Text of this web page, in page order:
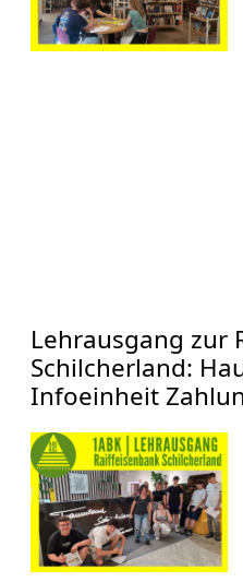
Lehrausgang zur
Schilcherland:
Infoeinheit